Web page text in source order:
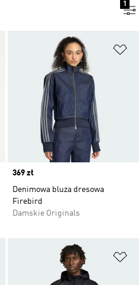
1
Dodaj do listy życzeń
Price
369 zł
Denimowa bluza dresowa
Firebird
Damskie Originals
Dodaj do listy życzeń